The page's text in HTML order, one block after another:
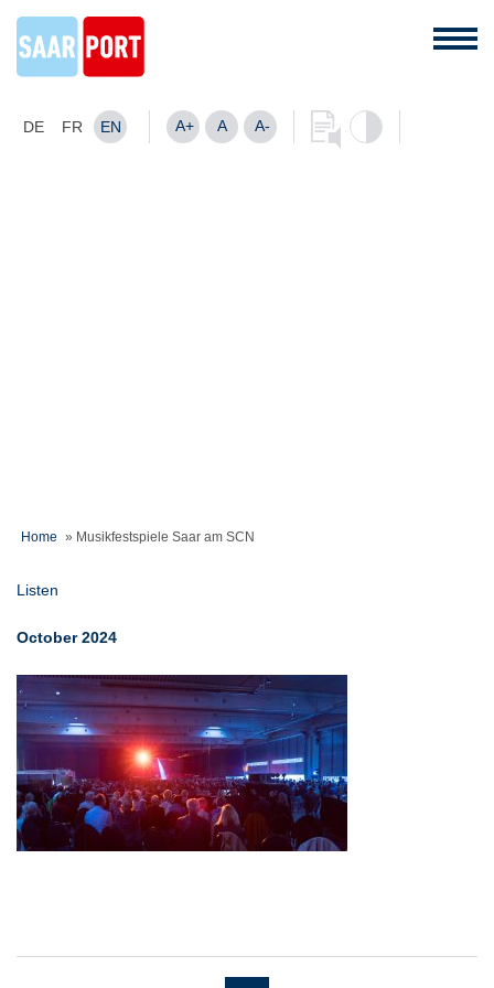
DE FR EN A+ A A-
Home » Musikfestspiele Saar am SCN
Listen
October 2024